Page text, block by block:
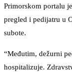
Primorskom portalu
pregled i pedijatru u
subote.
“Međutim, dežurni
hospitalizuje.